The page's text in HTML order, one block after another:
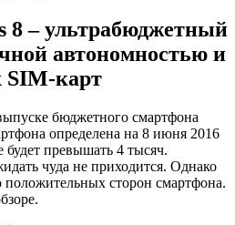
8 – ультрабюджетный
автономностью и
SIM-карт
бюджетного смартфона
определена на 8 июня 2016
превышать 4 тысяч.
чуда не приходится. Однако
положительных сторон смартфона.